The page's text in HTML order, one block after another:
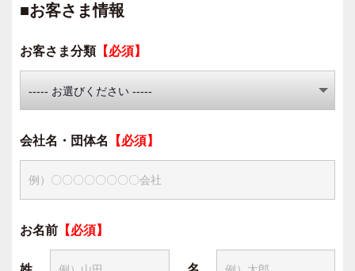
■お客さま情報
お客さま分類【必須】
会社名・団体名 【必須】
お名前 【必須】